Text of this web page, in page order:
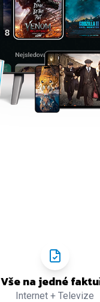
Vše na jedné
Internet + Televize